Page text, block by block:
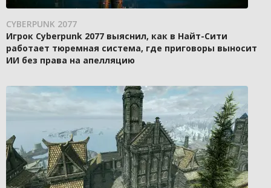
CYBERPUNK 2077
Игрок Cyberpunk 2077 выяснил, как в Найт-Сити
работает тюремная система, где приговоры выносит
ИИ без права на апелляцию